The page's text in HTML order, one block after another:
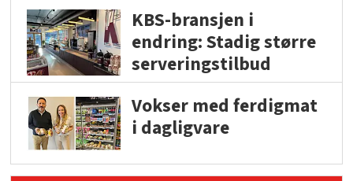
KBS-bransjen i
endring: Stadig større
serveringstilbud
Vokser med ferdigmat
i dagligvare